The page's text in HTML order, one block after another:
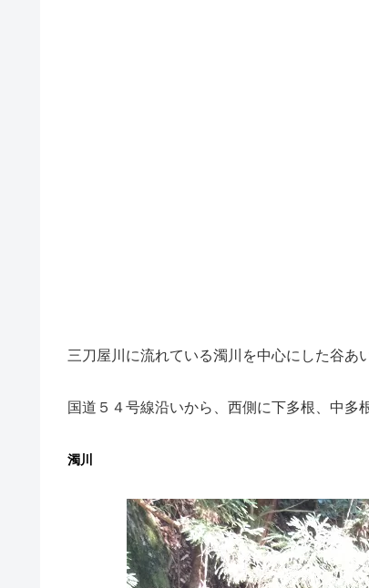
三刀屋川に流れている濁川を中心にした谷あ
国道５４号線沿いから、西側に下多根、中多
濁川